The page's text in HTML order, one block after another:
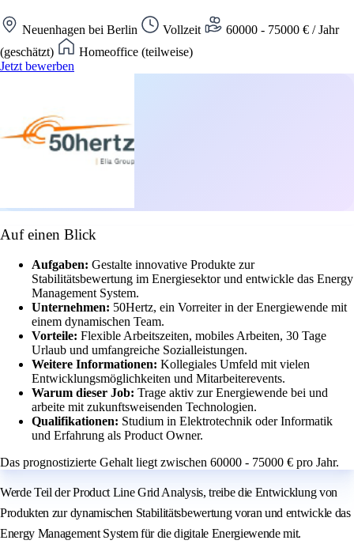
Neuenhagen bei Berlin Vollzeit
60000 - 75000 € / Jahr
(geschätzt)
Homeoffice (teilweise)
Jetzt bewerben
Auf einen Blick
Aufgaben: Gestalte innovative Produkte zur
Stabilitätsbewertung im Energiesektor und entwickle das Energy
Management System.
Unternehmen: 50Hertz, ein Vorreiter in der Energiewende mit
einem dynamischen Team.
Vorteile: Flexible Arbeitszeiten, mobiles Arbeiten, 30 Tage
Urlaub und umfangreiche Sozialleistungen.
Weitere Informationen: Kollegiales Umfeld mit vielen
Entwicklungsmöglichkeiten und Mitarbeiterevents.
Warum dieser Job: Trage aktiv zur Energiewende bei und
arbeite mit zukunftsweisenden Technologien.
Qualifikationen: Studium in Elektrotechnik oder Informatik
und Erfahrung als Product Owner.
Das prognostizierte Gehalt liegt zwischen 60000 - 75000 € pro Jahr.
Werde Teil der Product Line Grid Analysis, treibe die Entwicklung von
Produkten zur dynamischen Stabilitätsbewertung voran und entwickle das
Energy Management System für die digitale Energiewende mit.